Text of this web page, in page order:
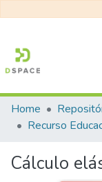
Communities &
Statistics
Home
Recurso
Cálculo